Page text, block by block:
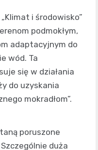
i środowisko”
podmokłym,
adaptacyjnym do
wód. Ta
się w działania
do uzyskania
mokradłom”.
poruszone
duża